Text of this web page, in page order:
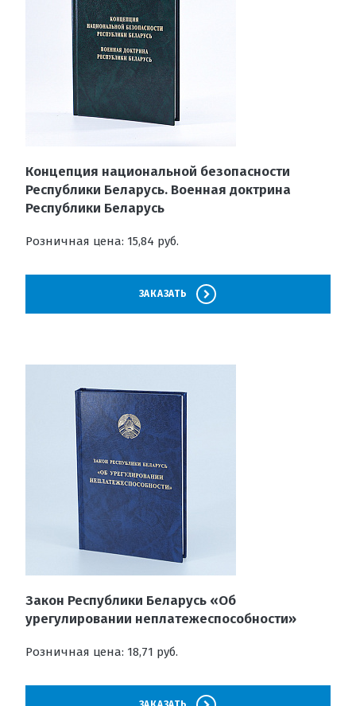
Концепция национальной безопасности
Республики Беларусь. Военная доктрина
Республики Беларусь
Розничная цена: 15,84 руб.
ЗАКАЗАТЬ
Закон Республики Беларусь «Об
урегулировании неплатежеспособности»
Розничная цена: 18,71 руб.